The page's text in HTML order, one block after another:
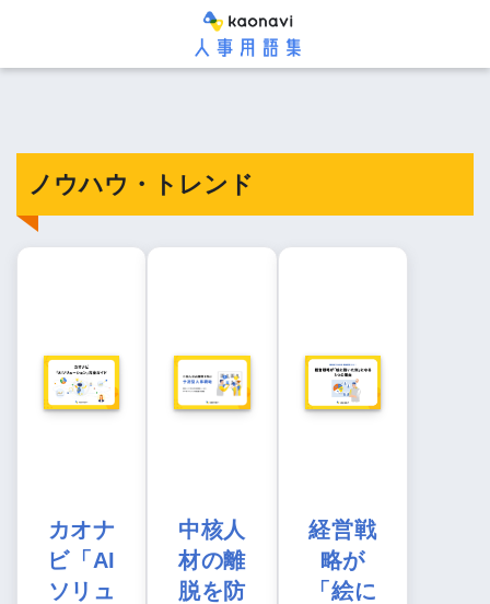
ノウハウ・トレンド
カオナ
ビ「AI
ソリュ
中核人
材の離
脱を防
経営戦
略が
「絵に